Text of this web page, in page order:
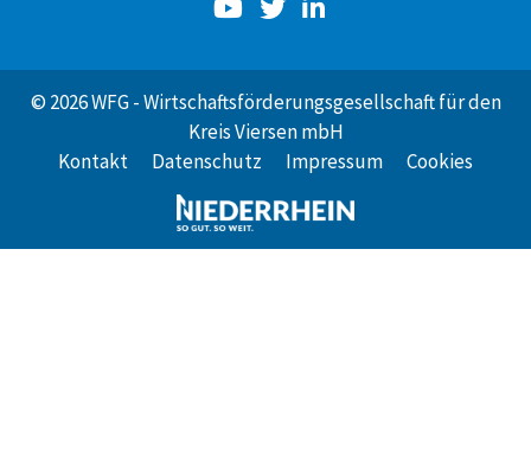
© 2026 WFG - Wirtschaftsförderungsgesellschaft für den
Kreis Viersen mbH
Kontakt
Datenschutz Impressum Cookies